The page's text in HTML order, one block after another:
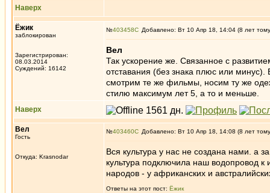
Наверх
Ёжик
заблокирован
Зарегистрирован:
08.03.2014
Суждений: 16142
№403458 Добавлено: Вт 10 Апр 18, 14:04 (8 лет
Вел
Так ускорение же. Связанное с
отставания (без знака плюс или
смотрим те же фильмы, носим ту же
стилю максимум лет 5, а то и меньше.
Наверх
Вел
Гость
Откуда: Krasnodar
№403460 Добавлено: Вт 10 Апр 18, 14:08 (8 лет
Вся культура у нас не создана нами. а
культура подключила наш водопровод к
народов - у африканских и
Ответы на этот пост: Ёжик